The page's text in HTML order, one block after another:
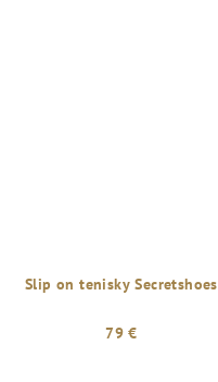
Slip on tenisky Secretshoes
79 €